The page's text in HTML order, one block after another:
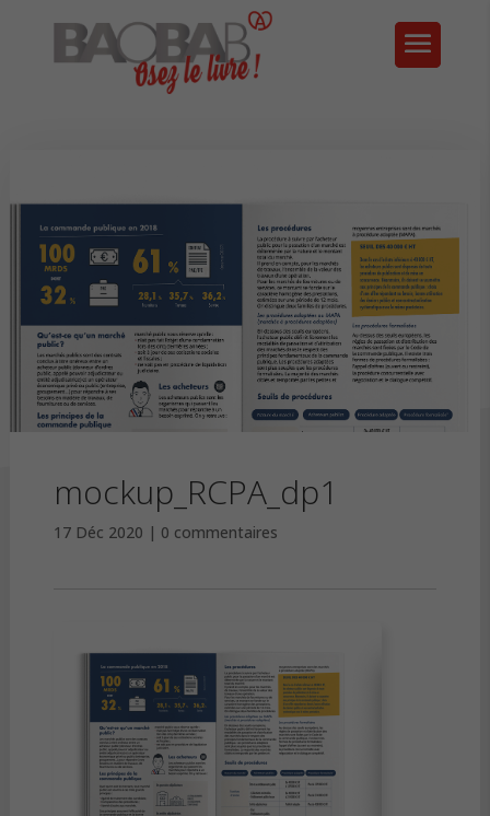
mockup_RCPA_dp1
17 Déc 2020 0 commentaires